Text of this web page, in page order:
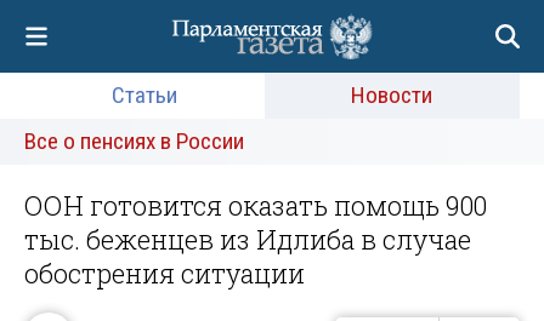
Статьи
Новости
Все о пенсиях в России
ООН готовится оказать помощь 900
тыс. беженцев из Идлиба в случае
обострения ситуации